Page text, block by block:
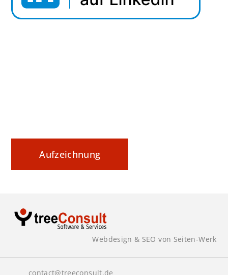
Aufzeichnung
Webdesign & SEO von Seiten-Werk
contact@treeconsult.de